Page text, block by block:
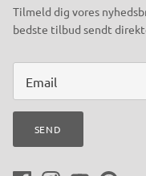
Tilmeld dig vores
bedste tilbud sendt
SEND